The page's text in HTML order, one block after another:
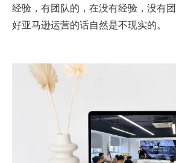
经验，有团队的，在没有经验，没有
好亚马逊运营的话自然是不现实的。